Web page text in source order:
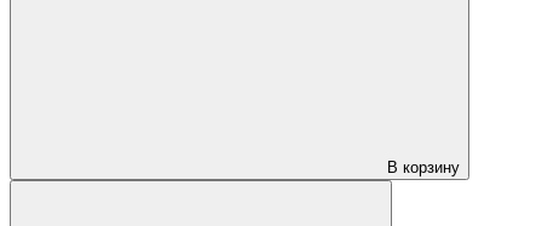
В корзину